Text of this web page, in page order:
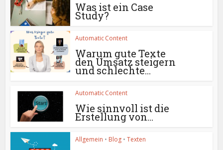
Was ist ein Case
Study?
Automatic Content
Warum gute Texte
den Umsatz steigern
und schlechte...
Automatic Content
Wie sinnvoll ist die
Erstellung von...
Allgemein • Blog • Texten